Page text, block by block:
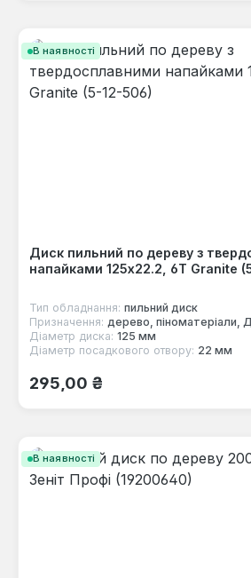
В наявності
Диск пильний по дереву з
напайками 125x22.2, 6Т Granite
Тип обладнання: пильний диск
Призначення: дерево, піноматеріали,
Діаметр диска: 125 мм
Діаметр посадкового отвору: 22 мм
Звичайна ціна:
295,00 ₴
В наявності